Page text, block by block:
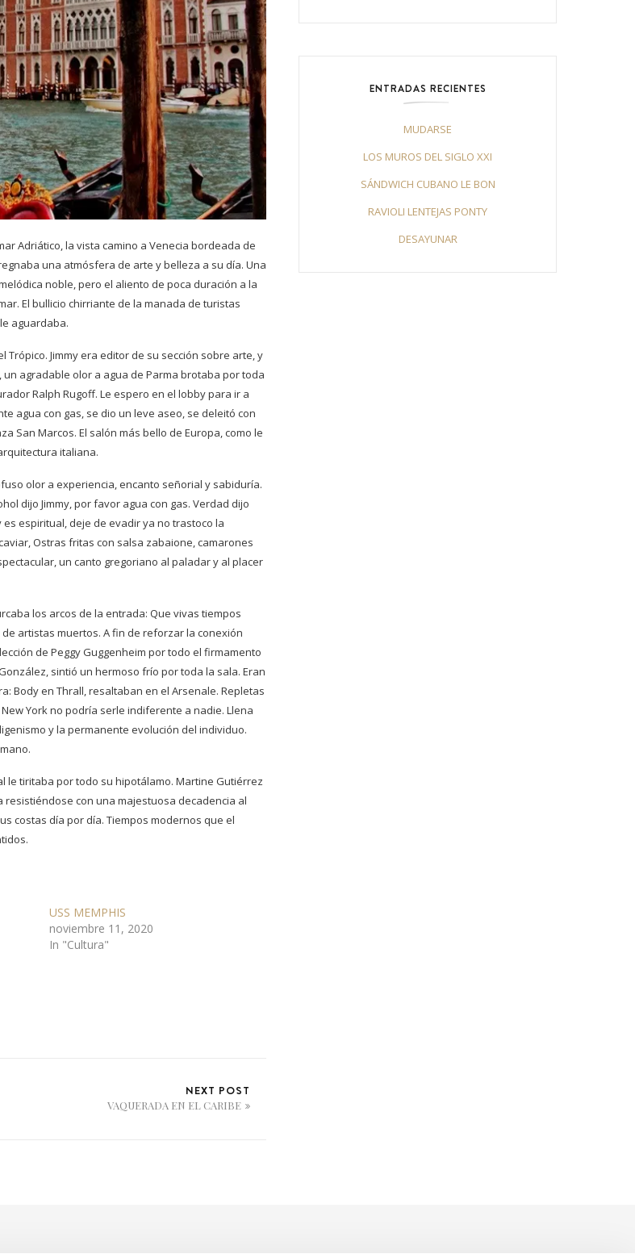
Adriático, la vista camino a Venecia bordeada de
una atmósfera de arte y belleza a su día. Una
noble, pero el aliento de poca duración a la
El bullicio chirriante de la manada de turistas
aguardaba.
Jimmy era editor de su sección sobre arte, y
agradable olor a agua de Parma brotaba por toda
Ralph Rugoff. Le espero en el lobby para ir a
agua con gas, se dio un leve aseo, se deleitó con
San Marcos. El salón más bello de Europa, como le
italiana.
olor a experiencia, encanto señorial y sabiduría.
dijo Jimmy, por favor agua con gas. Verdad dijo
es espiritual, deje de evadir ya no trastoco la
Ostras fritas con salsa zabaione, camarones
un canto gregoriano al paladar y al placer
los arcos de la entrada: Que vivas tiempos
artistas muertos. A fin de reforzar la conexión
de Peggy Guggenheim por todo el firmamento
sintió un hermoso frío por toda la sala. Eran
Body en Thrall, resaltaban en el Arsenale. Repletas
York no podría serle indiferente a nadie. Llena
y la permanente evolución del individuo.
le tiritaba por todo su hipotálamo. Martine Gutiérrez
con una majestuosa decadencia al
costas día por día. Tiempos modernos que el
USS MEMPHIS
noviembre 11, 2020
In "Cultura"
NEXT POST
VAQUERADA EN EL CARIBE
ENTRADAS RECIENTES
MUDARSE
LOS MUROS DEL SIGLO XXI
SÁNDWICH CUBANO LE BON
RAVIOLI LENTEJAS PONTY
DESAYUNAR